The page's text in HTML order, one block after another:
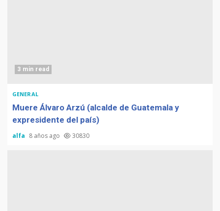
3 min read
GENERAL
Muere Álvaro Arzú (alcalde de Guatemala y
expresidente del país)
alfa 8 años ago 30830